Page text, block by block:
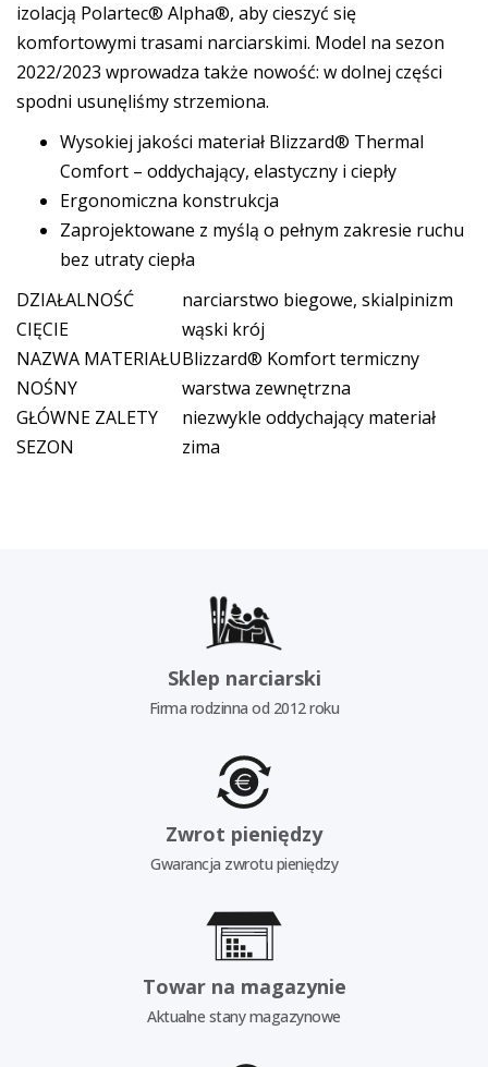
izolacją Polartec® Alpha®, aby cieszyć się
komfortowymi trasami narciarskimi. Model na sezon
2022/2023 wprowadza także nowość: w dolnej części
spodni usunęliśmy strzemiona.
Wysokiej jakości materiał Blizzard® Thermal
Comfort – oddychający, elastyczny i ciepły
Ergonomiczna konstrukcja
Zaprojektowane z myślą o pełnym zakresie ruchu
bez utraty ciepła
DZIAŁALNOŚĆ
narciarstwo biegowe, skialpinizm
CIĘCIE
wąski krój
NAZWA MATERIAŁUBlizzard® Komfort termiczny
NOŚNY
warstwa zewnętrzna
GŁÓWNE ZALETY
niezwykle oddychający materiał
SEZON
zima
Sklep narciarski
Firma rodzinna od 2012 roku
Zwrot pieniędzy
Gwarancja zwrotu pieniędzy
Towar na magazynie
Aktualne stany magazynowe